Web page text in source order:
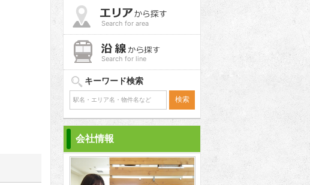
Search for area
Search for line
キーワード検索
会社情報